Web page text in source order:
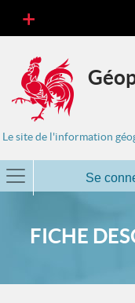
Le site de l'information
Se
FICHE